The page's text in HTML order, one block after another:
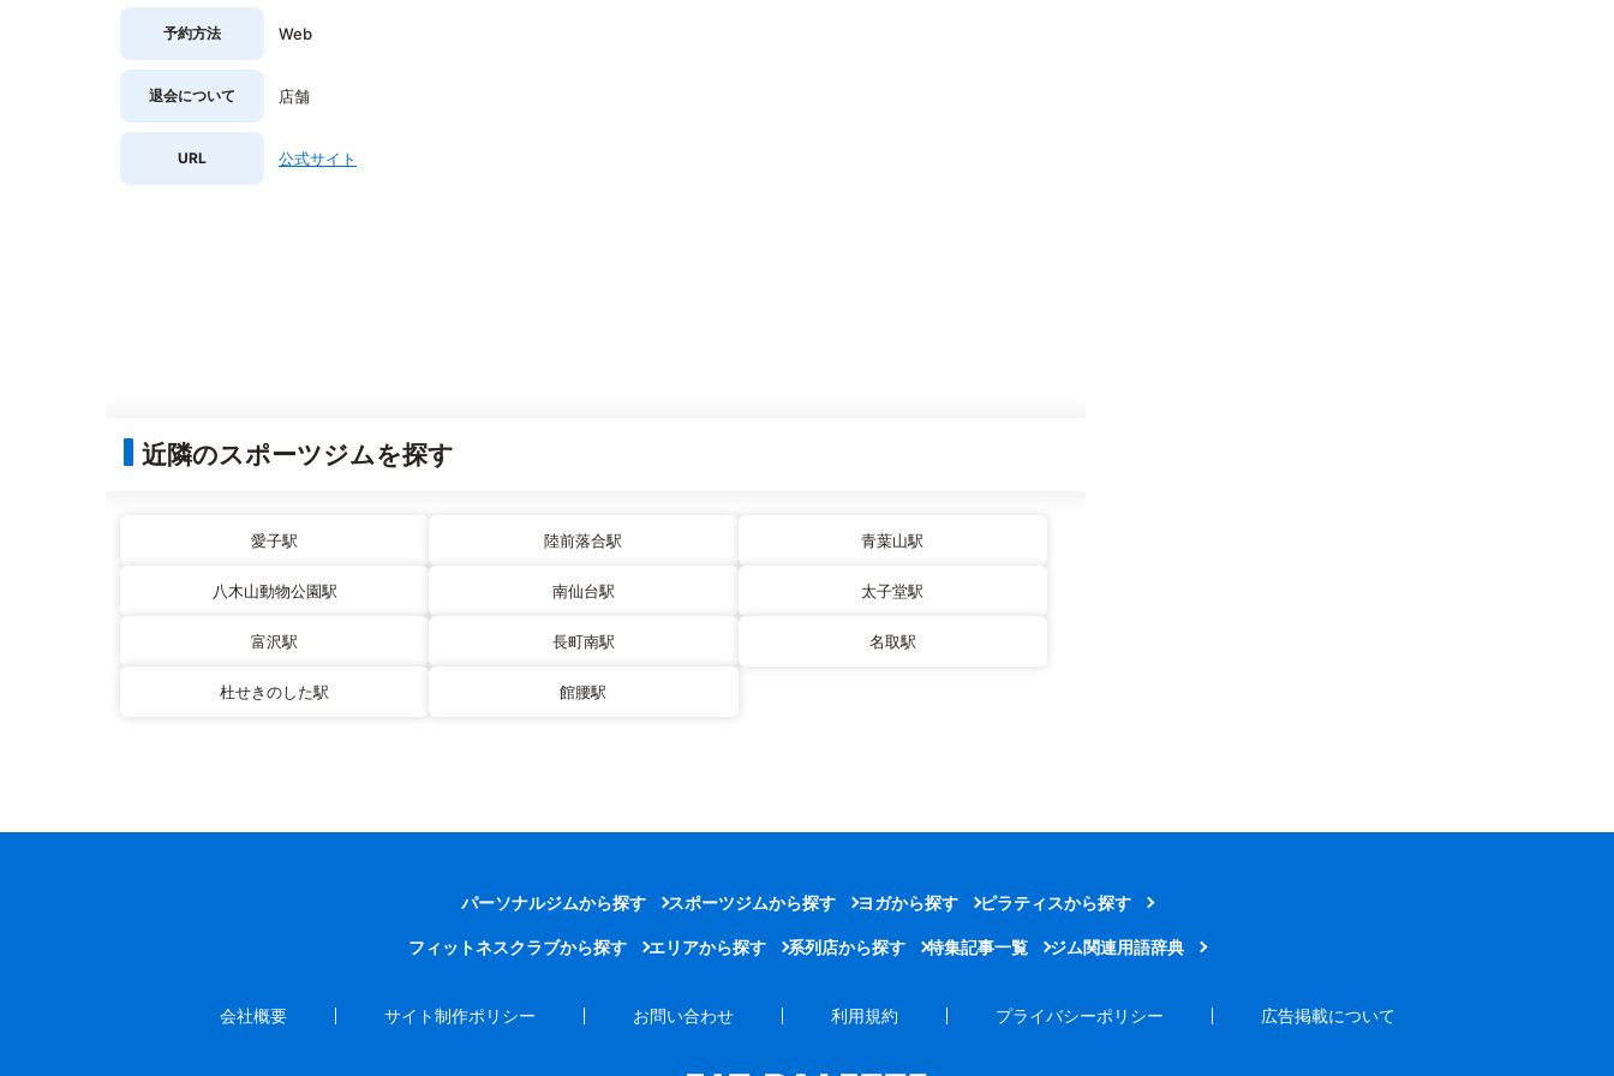
予約方法 Web
退会について 店舗
URL 公式サイト
近隣のスポーツジムを探す
愛子駅 陸前落合駅 青葉山駅
八木山動物公園駅 南仙台駅 太子堂駅
富沢駅 長町南駅 名取駅
杜せきのした駅 館腰駅
パーソナルジムから探す スポーツジムから探す ヨガから探す ピラティスから探す
フィットネスクラブから探す エリアから探す 系列店から探す 特集記事一覧 ジム関連用語辞典
会社概要 サイト制作ポリシー お問い合わせ 利用規約 プライバシーポリシー 広告掲載について